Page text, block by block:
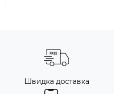
Швидка доставка